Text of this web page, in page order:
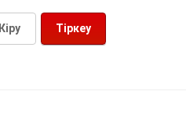
Тіркеу
Кіру